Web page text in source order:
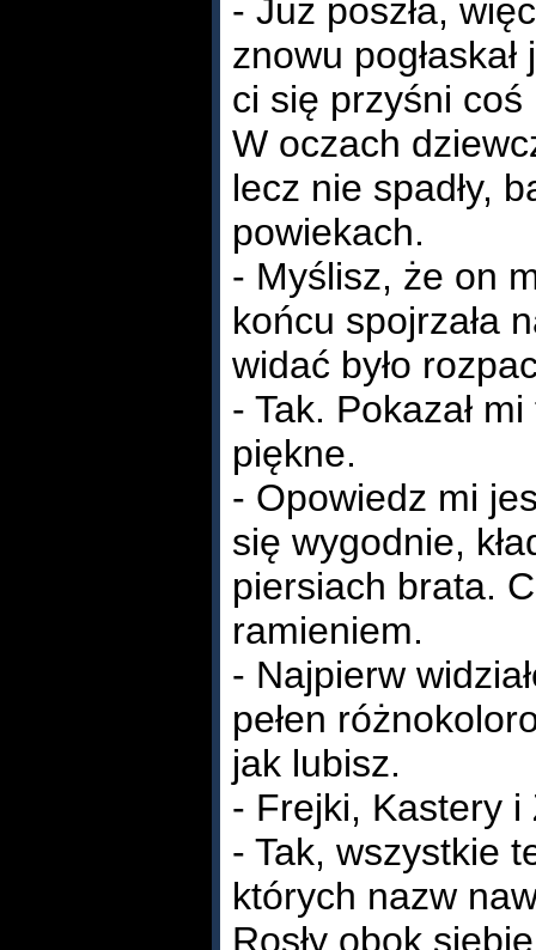
- Już poszła,
znowu
ci się przyśni coś
W oczach
lecz nie spadły,
powiekach.
- Myślisz, że on
końcu spojrzała
widać było
- Tak. Pokazał
piękne.
- Opowiedz mi
się wygodnie,
piersiach brata.
ramieniem.
- Najpierw
pełen
jak lubisz.
- Frejki, Kastery i
- Tak, wszystkie
których nazw
Rosły obok